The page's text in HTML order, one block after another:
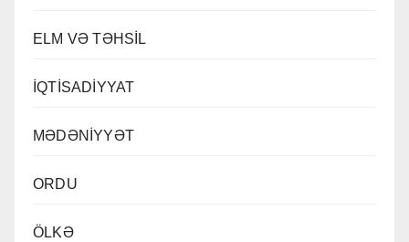
ELM VƏ TƏHSİL
İQTİSADİYYAT
MƏDƏNİYYƏT
ORDU
ÖLKƏ